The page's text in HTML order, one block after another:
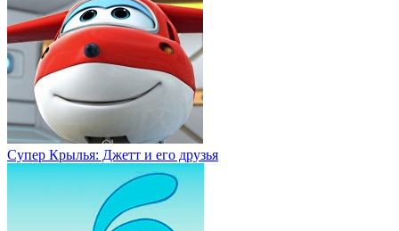
Супер Крылья: Джетт и его друзья